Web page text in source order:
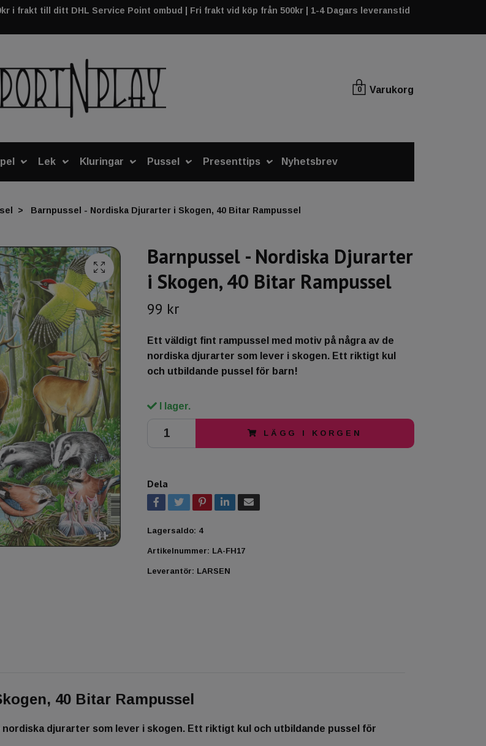
i frakt till ditt DHL Service Point ombud | Fri frakt vid köp från 500kr | 1-4 Dagars leveranstid
0 Varukorg
Lek Kluringar Pussel Presenttips Nyhetsbrev
Barnpussel - Nordiska Djurarter i Skogen, 40 Bitar Rampussel
Barnpussel - Nordiska Djurarter
i Skogen, 40 Bitar Rampussel
99 kr
Ett väldigt fint rampussel med motiv på några av de
nordiska djurarter som lever i skogen. Ett riktigt kul
och utbildande pussel för barn!
I lager.
LÄGG I KORGEN
Dela
Lagersaldo: 4
Artikelnummer: LA-FH17
Leverantör: LARSEN
40 Bitar Rampussel
djurarter som lever i skogen. Ett riktigt kul och utbildande pussel för